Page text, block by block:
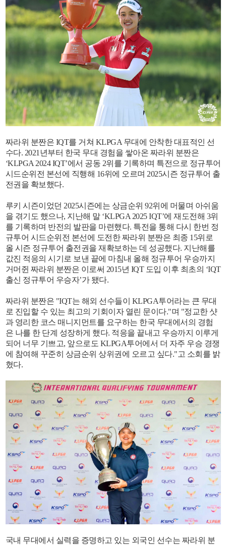
짜라위 분짠은 IQT를 거쳐 KLPGA 무대에 안착한 대표적인 선
수다. 2021년부터 한국 무대 경험을 쌓아온 짜라위 분짠은
‘KLPGA 2024 IQT’에서 공동 2위를 기록하며 특전으로 정규투어
시드순위전 본선에 직행해 16위에 오르며 2025시즌 정규투어 출
전권을 확보했다.
루키 시즌이었던 2025시즌에는 상금순위 92위에 머물며 아쉬움
을 겪기도 했으나, 지난해 말 ‘KLPGA 2025 IQT’에 재도전해 3위
를 기록하며 반전의 발판을 마련했다. 특전을 통해 다시 한번 정
규투어 시드순위전 본선에 도전한 짜라위 분짠은 최종 15위로
올 시즌 정규투어 출전권을 재확보하는 데 성공했다. 지난해를
값진 적응의 시기로 보낸 끝에 마침내 올해 정규투어 우승까지
거머쥔 짜라위 분짠은 이로써 2015년 IQT 도입 이후 최초의 ‘IQT
출신 정규투어 우승자’가 됐다.
짜라위 분짠은 "IQT는 해외 선수들이 KLPGA투어라는 큰 무대
로 진입할 수 있는 최고의 기회이자 열린 문이다."며 "정교한 샷
과 영리한 코스 매니지먼트를 요구하는 한국 무대에서의 경험
은 나를 한 단계 성장하게 했다. 적응을 끝내고 우승까지 이루게
되어 너무 기쁘고, 앞으로도 KLPGA투어에서 더 자주 우승 경쟁
에 참여해 꾸준히 상금순위 상위권에 오르고 싶다."고 소회를 밝
혔다.
국내 무대에서 실력을 증명하고 있는 외국인 선수는 짜라위 분